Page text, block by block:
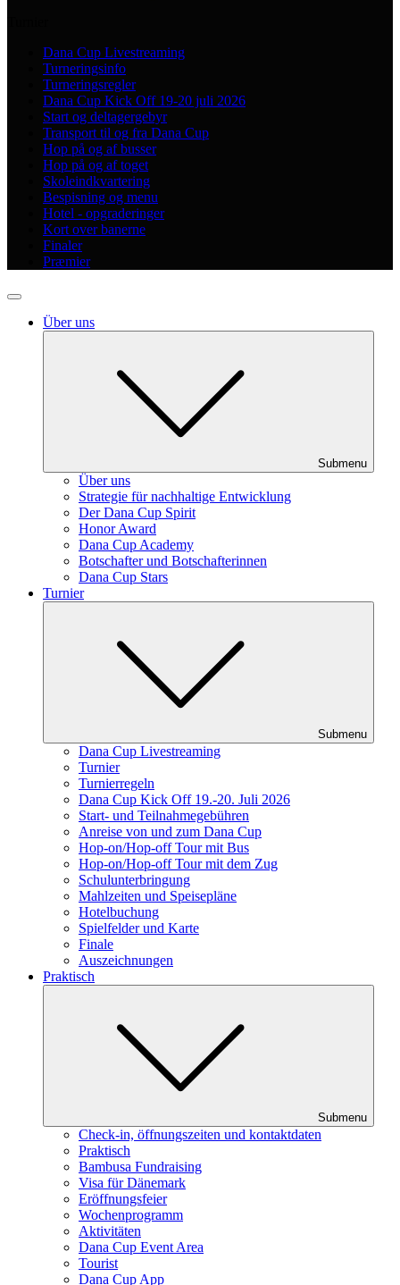
Dana Cup Livestreaming
Turneringsinfo
Turneringsregler
Dana Cup Kick Off 19-20 juli 2026
Start og deltagergebyr
Transport til og fra Dana Cup
Hop på og af busser
Hop på og af toget
Skoleindkvartering
Bespisning og menu
Hotel - opgraderinger
Kort over banerne
Finaler
Præmier
Über uns
Submenu
Über uns
Strategie für nachhaltige Entwicklung
Der Dana Cup Spirit
Honor Award
Dana Cup Academy
Botschafter und Botschafterinnen
Dana Cup Stars
Turnier
Submenu
Dana Cup Livestreaming
Turnier
Turnierregeln
Dana Cup Kick Off 19.-20. Juli 2026
Start- und Teilnahmegebühren
Anreise von und zum Dana Cup
Hop-on/Hop-off Tour mit Bus
Hop-on/Hop-off Tour mit dem Zug
Schulunterbringung
Mahlzeiten und Speisepläne
Hotelbuchung
Spielfelder und Karte
Finale
Auszeichnungen
Praktisch
Submenu
Check-in, öffnungszeiten und kontaktdaten
Praktisch
Bambusa Fundraising
Visa für Dänemark
Eröffnungsfeier
Wochenprogramm
Aktivitäten
Dana Cup Event Area
Tourist
Dana Cup App